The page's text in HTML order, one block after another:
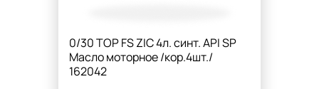
0/30 TOP FS ZIC 4л. синт. API SP
Масло моторное /кор.4шт./
162042